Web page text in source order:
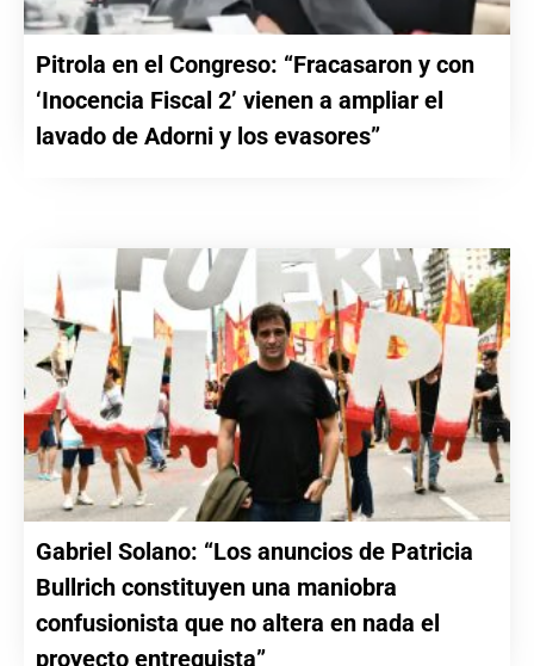
Pitrola en el Congreso: “Fracasaron y con
‘Inocencia Fiscal 2’ vienen a ampliar el
lavado de Adorni y los evasores”
Gabriel Solano: “Los anuncios de Patricia
Bullrich constituyen una maniobra
confusionista que no altera en nada el
proyecto entreguista”